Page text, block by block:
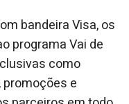
bandeira Visa, os
programa Vai de
como
e